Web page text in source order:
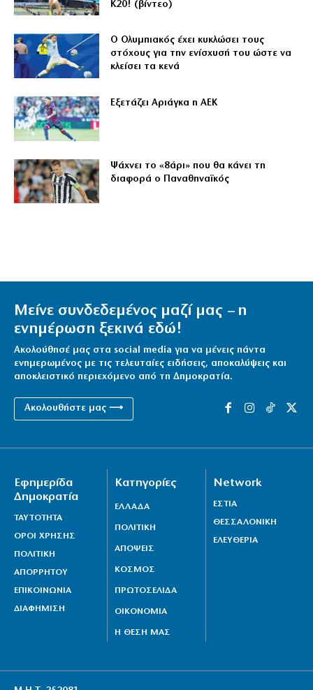
Κ20! (βίντεο)
Ο Ολυμπιακός έχει κυκλώσει τους
στόχους για την ενίσχυσή του ώστε να
κλείσει τα κενά
Εξετάζει Αριάγκα η ΑΕΚ
Ψάχνει το «8άρι» που θα κάνει τη
διαφορά ο Παναθηναϊκός
Μείνε συνδεδεμένος μαζί μας – η
ενημέρωση ξεκινά εδώ!
Ακολούθησέ μας στα social media για να μένεις πάντα
ενημερωμένος με τις τελευταίες ειδήσεις, αποκαλύψεις και
αποκλειστικό περιεχόμενο από τη Δημοκρατία.
Ακολουθήστε μας ⟶
Εφημερίδα
Δημοκρατία
ΤΑΥΤΟΤΗΤΑ
ΟΡΟΙ ΧΡΗΣΗΣ
ΠΟΛΙΤΙΚΗ
ΑΠΟΡΡΗΤΟΥ
ΕΠΙΚΟΙΝΩΝΙΑ
ΔΙΑΦΗΜΙΣΗ
Κατηγορίες
ΕΛΛΑΔΑ
ΠΟΛΙΤΙΚΗ
ΑΠΟΨΕΙΣ
ΚΟΣΜΟΣ
ΠΡΩΤΟΣΕΛΙΔΑ
ΟΙΚΟΝΟΜΙΑ
Η ΘΕΣΗ ΜΑΣ
Network
ΕΣΤΙΑ
ΘΕΣΣΑΛΟΝΙΚΗ
ΕΛΕΥΘΕΡΙΑ